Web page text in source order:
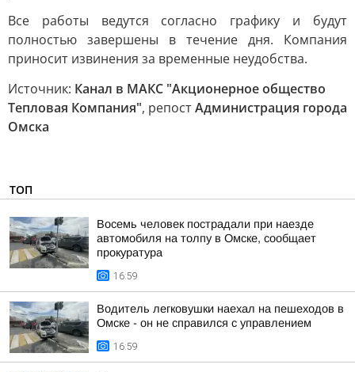
Все работы ведутся согласно графику и будут
полностью завершены в течение дня. Компания
приносит извинения за временные неудобства.
Источник: Канал в МАКС "Акционерное общество
Тепловая Компания", репостАдминистрация города
Омска
ТОП
Восемь человек пострадали при наезде
автомобиля на толпу в Омске, сообщает
прокуратура
16:59
Водитель легковушки наехал на пешеходов в
Омске - он не справился с управлением
16:59